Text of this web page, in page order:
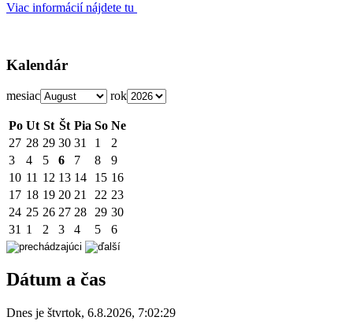
Viac informácií nájdete tu
Kalendár
mesiac rok
Po Ut St Št Pia So Ne
27 28 29 30 31 1
2
3
4 5 6 7 8
9
10 11 12 13 14 15 16
17 18 19 20 21 22 23
24 25 26 27 28 29 30
31 1 2 3 4 5 6
Dátum a čas
Dnes je štvrtok, 6.8.2026, 7:02:29